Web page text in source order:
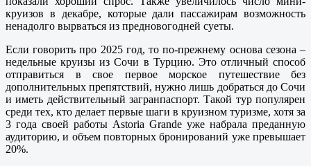
круизов в декабре, которые дали пассажирам возможность
ненадолго вырваться из предновогодней суеты.
Если говорить про 2025 год, то по-прежнему основа сезона –
недельные круизы из Сочи в Турцию. Это отличный способ
отправиться в свое первое морское путешествие без
дополнительных препятствий, нужно лишь добраться до Сочи
и иметь действительный загранпаспорт. Такой тур популярен
среди тех, кто делает первые шаги в круизном туризме, хотя за
3 года своей работы Astoria Grande уже набрала преданную
аудиторию, и объем повторных бронирований уже превышает
20%.